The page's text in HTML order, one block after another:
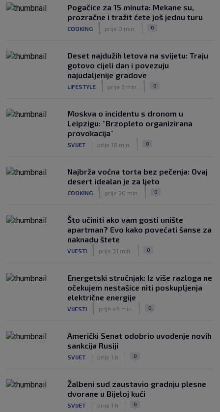
Veliko priznanje za hrvatskog
stručnjaka: Jurica Žuža novi je pomoćni
trener Barcelone
|
prije 2 h
Pogačice za 15 minuta: Mekane su,
prozračne i tražit ćete još jednu turu
COOKING prije 0 min. 0
Deset najdužih letova na svijetu: Traju
gotovo cijeli dan i povezuju
najudaljenije gradove
LIFESTYLE prije 6 min. 0
Moskva o incidentu s dronom u
Leipzigu: "Brzopleto organizirana
provokacija"
SVIJET prije 18 min. 0
Najbrža voćna torta bez pečenja: Ovaj
desert idealan je za ljeto
COOKING prije 30 min. 0
Što učiniti ako vam gosti unište
apartman? Evo kako povećati šanse za
naknadu štete
VIJESTI prije 31 min. 0
Energetski stručnjak: Iz više razloga ne
očekujem nestašice niti poskupljenja
električne energije
VIJESTI prije 49 min. 0
Američki Senat odobrio uvođenje novih
sankcija Rusiji
SVIJET prije 1 h 0
Žalbeni sud zaustavio gradnju plesne
dvorane u Bijeloj kući
SVIJET prije 1 h 0